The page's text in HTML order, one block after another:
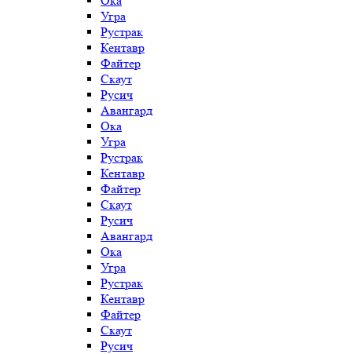
Угра
Рустрак
Кентавр
Файтер
Скаут
Русич
Авангард
Ока
Угра
Рустрак
Кентавр
Файтер
Скаут
Русич
Авангард
Ока
Угра
Рустрак
Кентавр
Файтер
Скаут
Русич